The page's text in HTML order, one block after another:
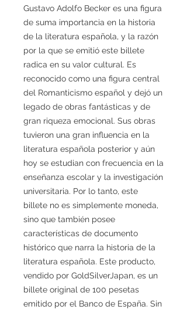
Gustavo Adolfo Becker es una figura
de suma importancia en la historia
de la literatura española, y la razón
por la que se emitió este billete
radica en su valor cultural. Es
reconocido como una figura central
del Romanticismo español y dejó un
legado de obras fantásticas y de
gran riqueza emocional. Sus obras
tuvieron una gran influencia en la
literatura española posterior y aún
hoy se estudian con frecuencia en la
enseñanza escolar y la investigación
universitaria. Por lo tanto, este
billete no es simplemente moneda,
sino que también posee
características de documento
histórico que narra la historia de la
literatura española. Este producto,
vendido por GoldSilverJapan, es un
billete original de 100 pesetas
emitido por el Banco de España. Sin